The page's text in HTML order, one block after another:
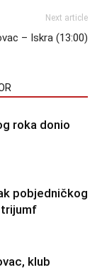
Next article
– Iskra (13:00)
roka donio
pobjedničkog
klub